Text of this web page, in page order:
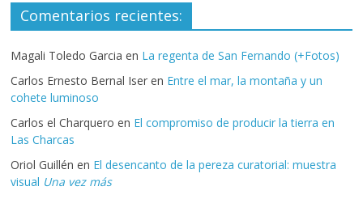
Comentarios recientes:
Magali Toledo Garcia en La regenta de San Fernando (+Fotos)
Carlos Ernesto Bernal Iser en Entre el mar, la montaña y un
cohete luminoso
Carlos el Charquero en El compromiso de producir la tierra en
Las Charcas
Oriol Guillén en El desencanto de la pereza curatorial: muestra
visual Una vez más